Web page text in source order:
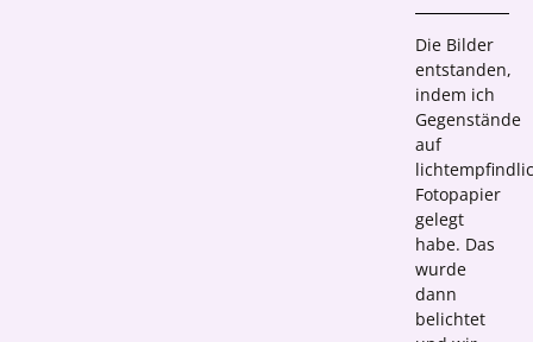
Die Bilder
entstanden,
indem ich
Gegenstände
auf
Fotopapier
gelegt
habe. Das
wurde
dann
belichtet